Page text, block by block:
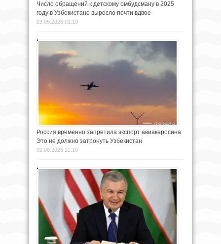
Число обращений к детскому омбудсману в 2025
году в Узбекистане выросло почти вдвое
23.05.2026 01:10
Россия временно запретила экспорт авиакеросина.
Это не должно затронуть Узбекистан
02.06.2026 22:10